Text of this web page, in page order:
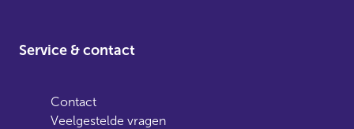
Service & contact
Contact
Veelgestelde vragen